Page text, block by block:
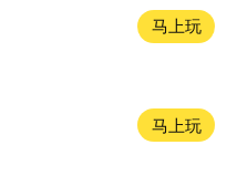
马上玩
马上玩